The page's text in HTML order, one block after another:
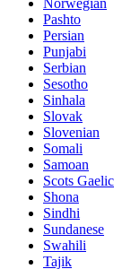
Norwegian
Pashto
Persian
Punjabi
Serbian
Sesotho
Sinhala
Slovak
Slovenian
Somali
Samoan
Scots Gaelic
Shona
Sindhi
Sundanese
Swahili
Tajik